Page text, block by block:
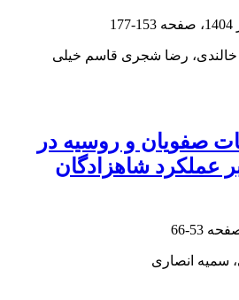
153-177
خالندی، رضا شجری قاسم خیلی
صفویان و روسیه در
عملکرد شاهزادگان
53-66
سمیه انصاری